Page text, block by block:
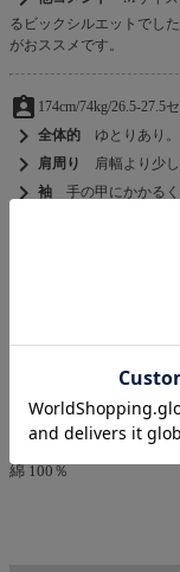
るビックシルエットでし
がおススメです。
assignment_ind 174cm/74kg/26.5-27.5
chevron_right 全体的 ゆとりあり。
chevron_right 肩周り 肩幅より少し
chevron_right袖 手の甲にかかる
袖のた
ッチーナ全面のプリント
MATERIAL 素材
綿 100％